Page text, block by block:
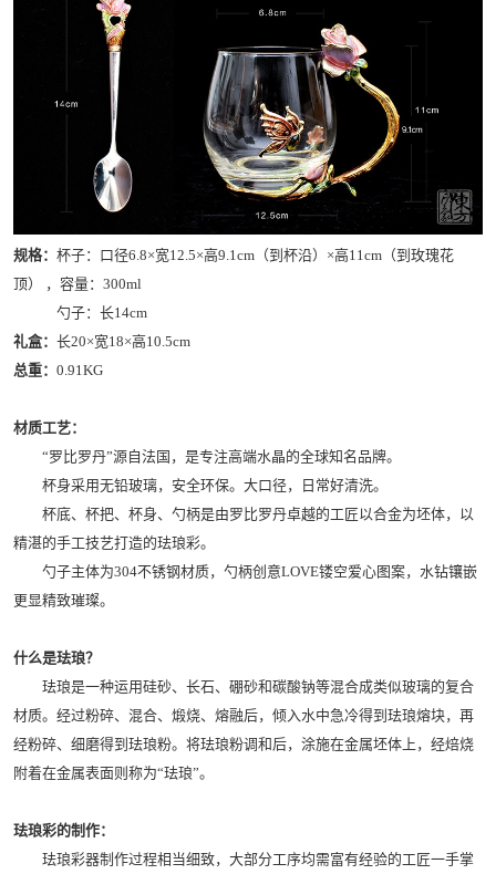
规格： 杯子：口径6.8×宽12.5×高9.1cm（到杯沿）×高11cm（到玫瑰花
顶） ，容量：300ml
勺子：长14cm
礼盒： 长20×宽18×高10.5cm
总重： 0.91KG
材质工艺：
“罗比罗丹”源自法国，是专注高端水晶的全球知名品牌。
杯身采用无铅玻璃，安全环保。大口径，日常好清洗。
杯底、杯把、杯身、勺柄是由罗比罗丹卓越的工匠以合金为坯体，以
精湛的手工技艺打造的珐琅彩。
勺子主体为304不锈钢材质，勺柄创意LOVE镂空爱心图案，水钻镶嵌
更显精致璀璨。
什么是珐琅？
珐琅是一种运用硅砂、长石、硼砂和碳酸钠等混合成类似玻璃的复合
材质。经过粉碎、混合、煅烧、熔融后，倾入水中急冷得到珐琅熔块，再
经粉碎、细磨得到珐琅粉。将珐琅粉调和后，涂施在金属坯体上，经焙烧
附着在金属表面则称为“珐琅”。
珐琅彩的制作：
珐琅彩器制作过程相当细致，大部分工序均需富有经验的工匠一手掌